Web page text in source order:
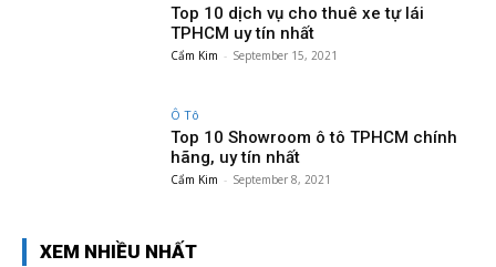
Top 10 dịch vụ cho thuê xe tự lái
TPHCM uy tín nhất
Cẩm Kim - September 15, 2021
Ô Tô
Top 10 Showroom ô tô TPHCM chính
hãng, uy tín nhất
Cẩm Kim - September 8, 2021
XEM NHIỀU NHẤT